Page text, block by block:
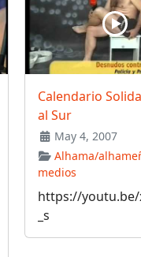
Calendario
al Sur
May 4, 2007
Alhama/
medios
https://youtu.be/
_s